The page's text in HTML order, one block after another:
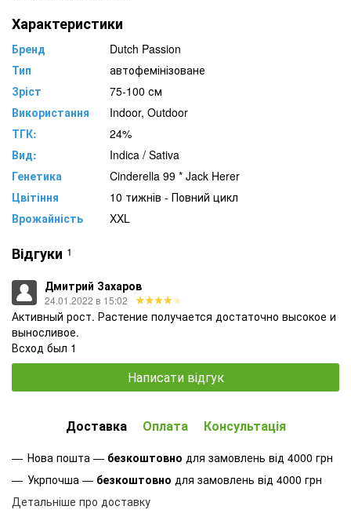
Характеристики
Бренд
Dutch Passion
Тип
автофемінізоване
Зріст
75-100 см
Використання
Indoor, Outdoor
ТГК:
24%
Вид:
Indica / Sativa
Генетика
Cinderella 99 * Jack Herer
Цвітіння
10 тижнів - Повний цикл
Врожайність
XXL
Відгуки 1
Дмитрий Захаров
24.01.2022 в 15:02
Активный рост. Растение получается достаточно высокое и
выносливое.
Всход был 1
Написати відгук
Доставка Оплата Консультація
Нова пошта — безкоштовно для замовлень від 4000 грн
Укрпочша — безкоштовно для замовлень від 4000 грн
Детальніше про доставку